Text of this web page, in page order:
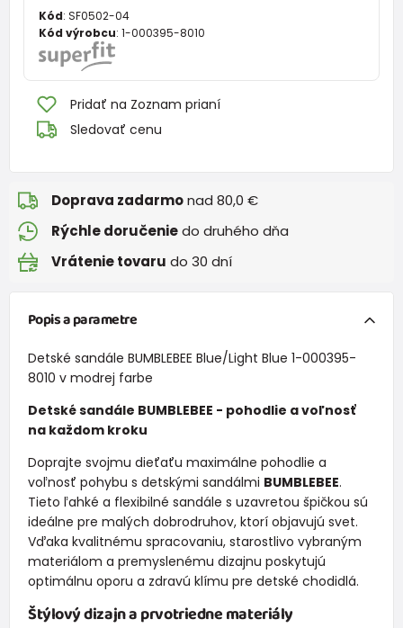
Kód: SF0502-04
Kód výrobcu: 1-000395-8010
Pridať na Zoznam prianí
Sledovať cenu
Doprava zadarmonad 80,0 €
Rýchle doručeniedo druhého dňa
Vrátenie tovaru do 30 dní
Popis a parametre
Detské sandále BUMBLEBEE Blue/Light Blue 1-000395-
8010 v modrej farbe
Detské sandále BUMBLEBEE - pohodlie a voľnosť
na každom kroku
Doprajte svojmu dieťaťu maximálne pohodlie a
voľnosť pohybu s detskými sandálmi BUMBLEBEE.
Tieto ľahké a flexibilné sandále s uzavretou špičkou sú
ideálne pre malých dobrodruhov, ktorí objavujú svet.
Vďaka kvalitnému spracovaniu, starostlivo vybraným
materiálom a premyslenému dizajnu poskytujú
optimálnu oporu a zdravú klímu pre detské chodidlá.
Štýlový dizajn a prvotriedne materiály